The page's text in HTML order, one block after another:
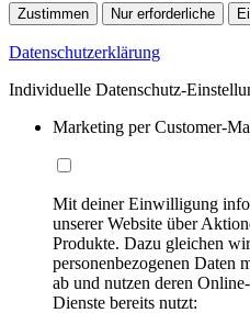
Zustimmen Nur erforderliche
Datenschutzerklärung
Individuelle Datenschutz-
Marketing per Customer-
Mit deiner Einwilligung
unserer Website über
Produkte. Dazu gleichen
personenbezogenen Daten
ab und nutzen deren
Dienste bereits nutzt: